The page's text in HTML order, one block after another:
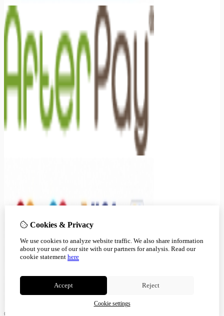
© Copyright 2026 |
Cookies & Privacy
We use cookies to analyze website traffic. We also share information
about your use of our site with our partners for analysis. Read our
cookie statement here
Accept Reject
Cookie settings